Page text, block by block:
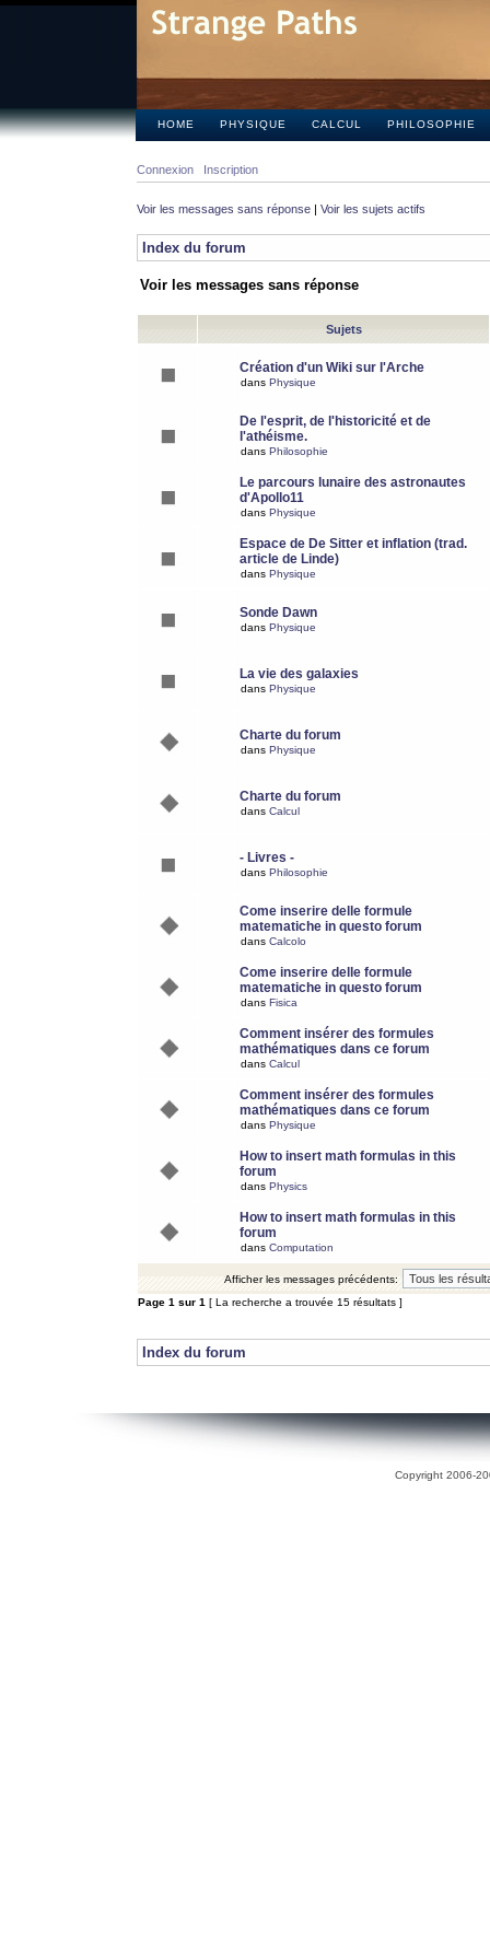
HOME PHYSIQUE CALCUL PHILOSOPHIE
Connexion Inscription
Voir les messages sans réponse | Voir les sujets actifs
Index du forum
Voir les messages sans réponse
Sujets
Création d'un Wiki sur l'Arche
dans Physique
De l'esprit, de l'historicité et de
l'athéisme.
dans Philosophie
Le parcours lunaire des astronautes
d'Apollo11
dans Physique
Espace de De Sitter et inflation (trad.
article de Linde)
dans Physique
Sonde Dawn
dans Physique
La vie des galaxies
dans Physique
Charte du forum
dans Physique
Charte du forum
dans Calcul
- Livres -
dans Philosophie
Come inserire delle formule
matematiche in questo forum
dans Calcolo
Come inserire delle formule
matematiche in questo forum
dans Fisica
Comment insérer des formules
mathématiques dans ce forum
dans Calcul
Comment insérer des formules
mathématiques dans ce forum
dans Physique
How to insert math formulas in this
forum
dans Physics
How to insert math formulas in this
forum
dans Computation
Afficher les messages précédents:
Page 1 sur 1 [ La recherche a trouvée 15 résultats ]
Index du forum
Copyright 2006-